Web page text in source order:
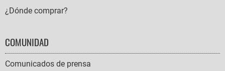
¿Dónde comprar?
COMUNIDAD
Comunicados de prensa